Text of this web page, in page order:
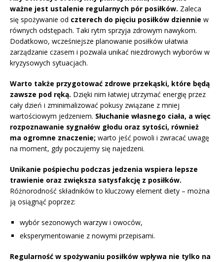
ważne jest ustalenie regularnych pór posiłków. Zaleca
się spożywanie od czterech do pięciu posiłków dziennie w
równych odstępach. Taki rytm sprzyja zdrowym nawykom.
Dodatkowo, wcześniejsze planowanie posiłków ułatwia
zarządzanie czasem i pozwala unikać niezdrowych wyborów w
kryzysowych sytuacjach.
Warto także przygotować zdrowe przekąski, które będą
zawsze pod ręką. Dzięki nim łatwiej utrzymać energię przez
cały dzień i zminimalizować pokusy związane z mniej
wartościowym jedzeniem. Słuchanie własnego ciała, a więc
rozpoznawanie sygnałów głodu oraz sytości, również
ma ogromne znaczenie; warto jeść powoli i zwracać uwagę
na moment, gdy poczujemy się najedzeni.
Unikanie pośpiechu podczas jedzenia wspiera lepsze
trawienie oraz zwiększa satysfakcję z posiłków.
Różnorodność składników to kluczowy element diety – można
ją osiągnąć poprzez:
wybór sezonowych warzyw i owoców,
eksperymentowanie z nowymi przepisami.
Regularność w spożywaniu posiłków wpływa nie tylko na